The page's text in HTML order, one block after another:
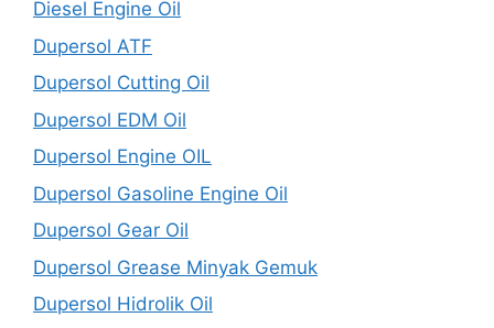
Diesel Engine Oil
Dupersol ATF
Dupersol Cutting Oil
Dupersol EDM Oil
Dupersol Engine OIL
Dupersol Gasoline Engine Oil
Dupersol Gear Oil
Dupersol Grease Minyak Gemuk
Dupersol Hidrolik Oil